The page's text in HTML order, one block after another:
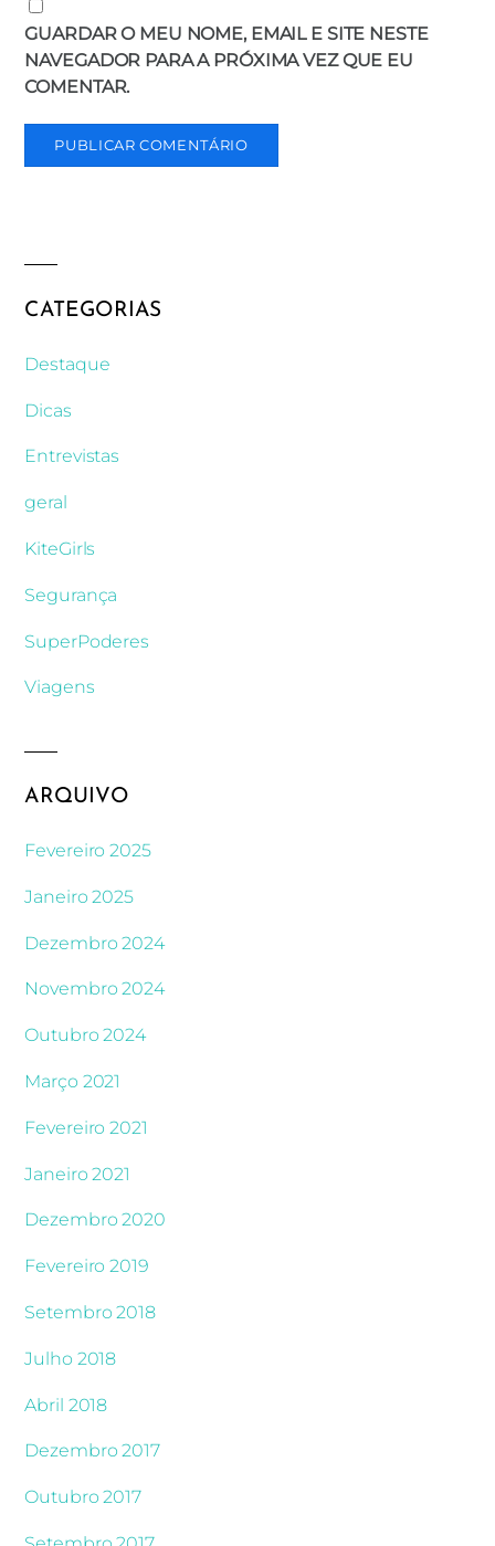
GUARDAR O MEU NOME, EMAIL E SITE NESTE
NAVEGADOR PARA A PRÓXIMA VEZ QUE EU
COMENTAR.
CATEGORIAS
Destaque
Dicas
Entrevistas
geral
KiteGirls
Segurança
SuperPoderes
Viagens
ARQUIVO
Fevereiro 2025
Janeiro 2025
Dezembro 2024
Novembro 2024
Outubro 2024
Março 2021
Fevereiro 2021
Janeiro 2021
Dezembro 2020
Fevereiro 2019
Setembro 2018
Julho 2018
Abril 2018
Dezembro 2017
Outubro 2017